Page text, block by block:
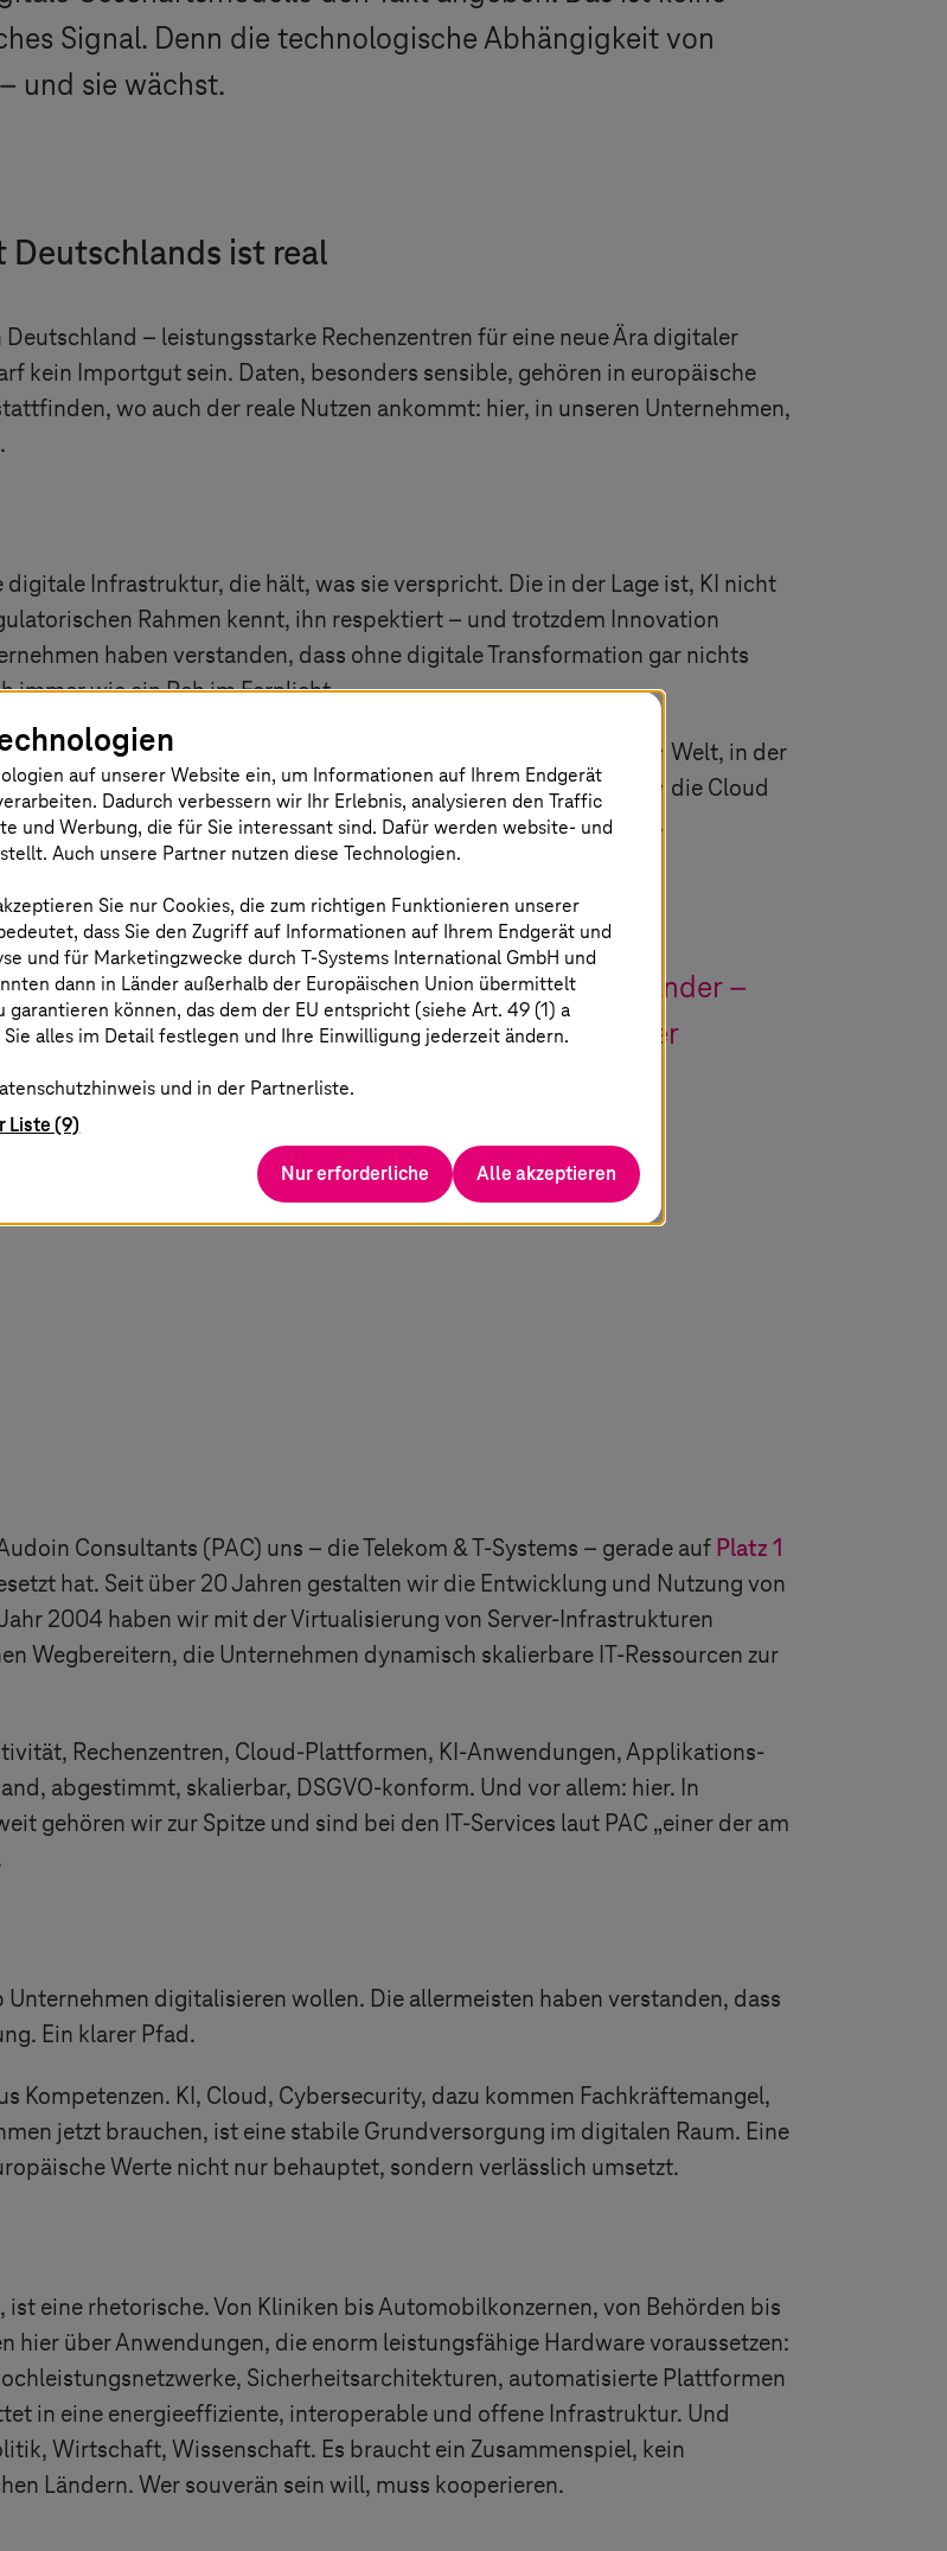
Signal. Denn die technologische Abhängigkeit von
und sie wächst.
ist real
– leistungsstarke Rechenzentren für eine neue Ära digitaler
kein Importgut sein. Daten, besonders sensible, gehören in europäische
wo auch der reale Nutzen ankommt: hier, in unseren Unternehmen,
Infrastruktur, die hält, was sie verspricht. Die in der Lage ist, KI nicht
Rahmen kennt, ihn respektiert – und trotzdem Innovation
haben verstanden, dass ohne digitale Transformation gar nichts
immer wie ein Reh im Fernlicht.
keine nationale Marotte, sondern ein logischer Schritt in einer Welt, in der
geopolitisch relevant sind. Wer heute allein auf Hyperscaler für die Cloud
Gestaltungsmacht. Das ist gefährlich. Und es ist vermeidbar.
Es braucht ein Zusammenspiel, kein Gegeneinander –
auch nicht zwischen europäischen Ländern. Wer
souverän sein will, muss kooperieren.
T-Systems und Vorstandsmitglied Deutsche Telekom
Consultants (PAC) uns – die Telekom &T-Systems – gerade auf Platz 1
hat. Seit über 20 Jahren gestalten wir die Entwicklung und Nutzung von
2004 haben wir mit der Virtualisierung von Server-Infrastrukturen
Wegbereitern, die Unternehmen dynamisch skalierbare IT-Ressourcen zur
Rechenzentren, Cloud-Plattformen, KI-Anwendungen, Applikations-
abgestimmt, skalierbar, DSGVO-konform. Und vor allem: hier. In
gehören wir zur Spitze und sind bei den IT-Services laut PAC „einer der am
digitalisieren wollen. Die allermeisten haben verstanden, dass
Ein klarer Pfad.
Kompetenzen. KI, Cloud, Cybersecurity, dazu kommen Fachkräftemangel,
jetzt brauchen, ist eine stabile Grundversorgung im digitalen Raum. Eine
Werte nicht nur behauptet, sondern verlässlich umsetzt.
eine rhetorische. Von Kliniken bis Automobilkonzernen, von Behörden bis
hier über Anwendungen, die enorm leistungsfähige Hardware voraussetzen:
Sicherheitsarchitekturen, automatisierte Plattformen
in eine energieeffiziente, interoperable und offene Infrastruktur. Und
Wirtschaft, Wissenschaft. Es braucht ein Zusammenspiel, kein
Ländern. Wer souverän sein will, muss kooperieren.
auf unserer Website ein, um Informationen auf Ihrem Endgerät
Dadurch verbessern wir Ihr Erlebnis, analysieren den Traffic
und Werbung, die für Sie interessant sind. Dafür werden website- und
Auch unsere Partner nutzen diese Technologien.
Sie nur Cookies, die zum richtigen Funktionieren unserer
dass Sie den Zugriff auf Informationen auf Ihrem Endgerät und
und für Marketingzwecke durchT-Systems International GmbH und
dann in Länder außerhalb der Europäischen Union übermittelt
können, das dem der EU entspricht (siehe Art. 49 (1) a
Sie alles im Detail festlegen und Ihre Einwilligung jederzeit ändern.
und in der Partnerliste.
Liste (9)
Nur erforderliche Alle akzeptieren